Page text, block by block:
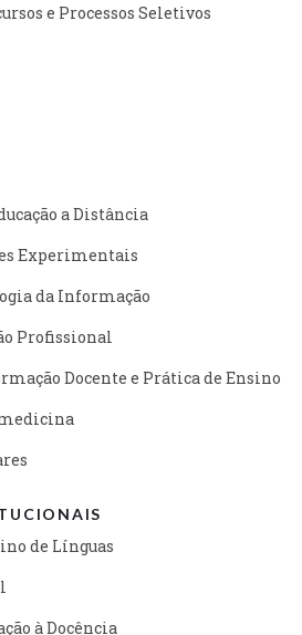
e Processos Seletivos
a Distância
Experimentais
da Informação
Profissional
Docente e Prática de Ensino
de Línguas
à Docência